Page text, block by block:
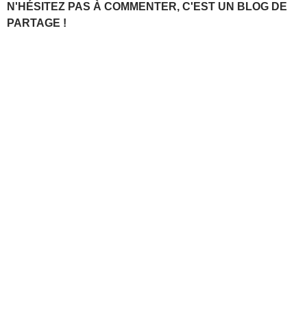
N'HÉSITEZ PAS À COMMENTER, C'EST UN BLOG DE
PARTAGE !